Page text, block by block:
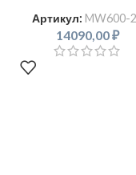
Артикул: MW600-
14090,00₽